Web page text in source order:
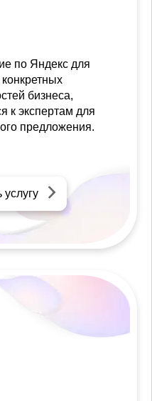
по Яндекс для
бизнеса,
к экспертам для
предложения.
услугу